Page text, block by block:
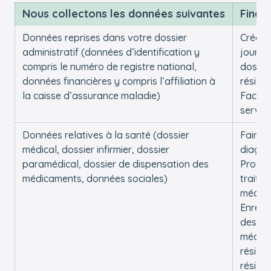
Nous collectons les données suivantes
Données reprises dans votre dossier
administratif (données d’identification y
compris le numéro de registre national,
données financières y compris l’affiliation à
la caisse d’assurance maladie)
Créer
jour
Données relatives à la santé (dossier
médical, dossier infirmier, dossier
paramédical, dossier de dispensation des
médicaments, données sociales)
Faire
des